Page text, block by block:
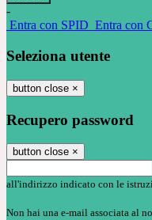
-
Entra con SPID Entra con
Seleziona utente
button close ×
Recupero password
button close ×
all'indirizzo indicato con le
Non hai una e-mail associata al